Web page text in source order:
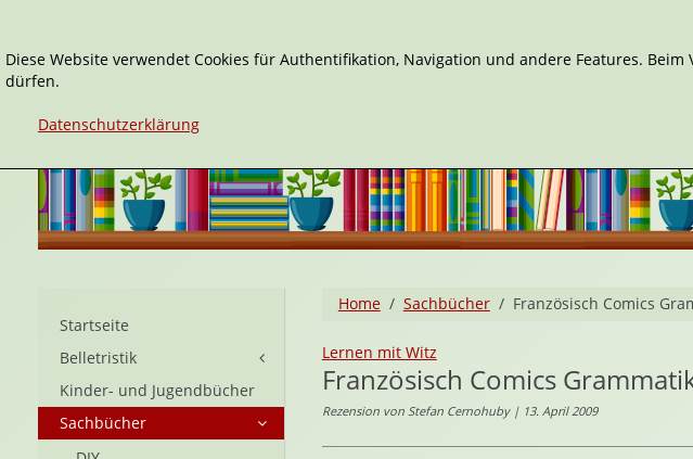
Home Sachbücher Französisch Comics
Lernen mit Witz
Französisch Comics
Rezension von Stefan Cernohuby | 13. April 2009
Startseite
Belletristik
Kinder- und Jugendbücher
Sachbücher
Diese Website verwendet Cookies für Authentifikation, Navigation und andere Features.
dürfen.
Datenschutzerklärung